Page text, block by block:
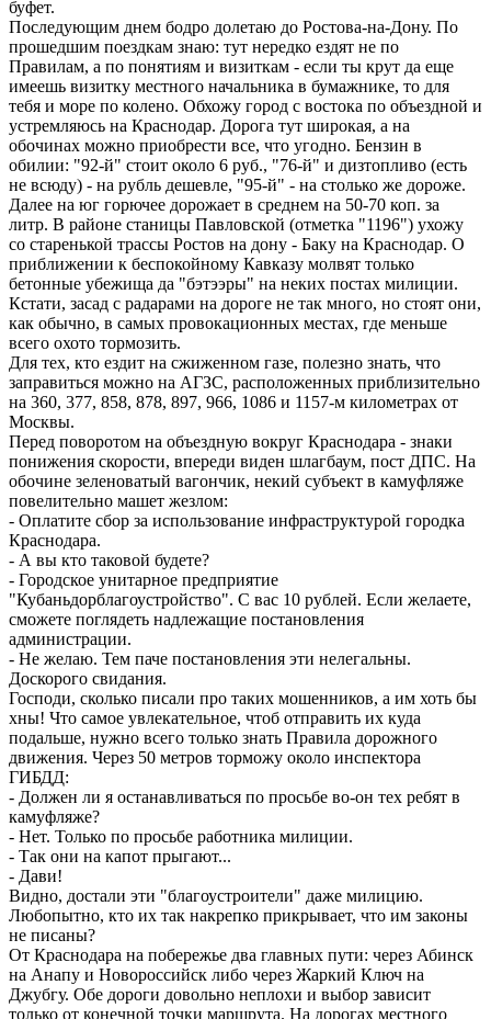
буфет.
Последующим днем бодро долетаю до Ростова-на-Дону. По
прошедшим поездкам знаю: тут нередко ездят не по
Правилам, а по понятиям и визиткам - если ты крут да еще
имеешь визитку местного начальника в бумажнике, то для
тебя и море по колено. Обхожу город с востока по объездной и
устремляюсь на Краснодар. Дорога тут широкая, а на
обочинах можно приобрести все, что угодно. Бензин в
обилии: "92-й" стоит около 6 руб., "76-й" и дизтопливо (есть
не всюду) - на рубль дешевле, "95-й" - на столько же дороже.
Далее на юг горючее дорожает в среднем на 50-70 коп. за
литр. В районе станицы Павловской (отметка "1196") ухожу
со старенькой трассы Ростов на дону - Баку на Краснодар. О
приближении к беспокойному Кавказу молвят только
бетонные убежища да "бэтээры" на неких постах милиции.
Кстати, засад с радарами на дороге не так много, но стоят они,
как обычно, в самых провокационных местах, где меньше
всего охото тормозить.
Для тех, кто ездит на сжиженном газе, полезно знать, что
заправиться можно на АГЗС, расположенных приблизительно
на 360, 377, 858, 878, 897, 966, 1086 и 1157-м километрах от
Москвы.
Перед поворотом на объездную вокруг Краснодара - знаки
понижения скорости, впереди виден шлагбаум, пост ДПС. На
обочине зеленоватый вагончик, некий субъект в камуфляже
повелительно машет жезлом:
- Оплатите сбор за использование инфраструктурой городка
Краснодара.
- А вы кто таковой будете?
- Городское унитарное предприятие
"Кубаньдорблагоустройство". С вас 10 рублей. Если желаете,
сможете поглядеть надлежащие постановления
администрации.
- Не желаю. Тем паче постановления эти нелегальны.
Доскорого свидания.
Господи, сколько писали про таких мошенников, а им хоть бы
хны! Что самое увлекательное, чтоб отправить их куда
подальше, нужно всего только знать Правила дорожного
движения. Через 50 метров торможу около инспектора
ГИБДД:
- Должен ли я останавливаться по просьбе во-он тех ребят в
камуфляже?
- Нет. Только по просьбе работника милиции.
- Так они на капот прыгают...
- Дави!
Видно, достали эти "благоустроители" даже милицию.
Любопытно, кто их так накрепко прикрывает, что им законы
не писаны?
От Краснодара на побережье два главных пути: через Абинск
на Анапу и Новороссийск либо через Жаркий Ключ на
Джубгу. Обе дороги довольно неплохи и выбор зависит
только от конечной точки маршрута. На дорогах местного